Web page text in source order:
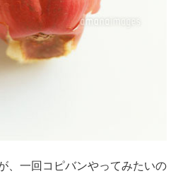
、一回コピバンやってみたいの